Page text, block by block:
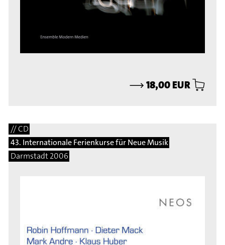
⟶18,00 EUR
// CD
43. Internationale Ferienkurse für Neue Musik
Darmstadt 2006